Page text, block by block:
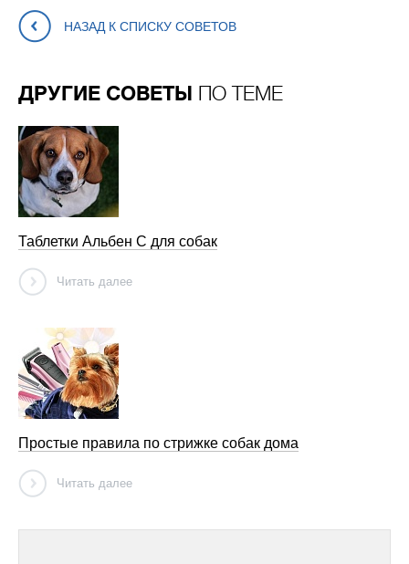
НАЗАД К СПИСКУ СОВЕТОВ
ДРУГИЕ СОВЕТЫ ПО ТЕМЕ
Таблетки Альбен С для собак
Читать далее
Простые правила по стрижке собак дома
Читать далее